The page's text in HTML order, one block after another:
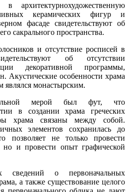
архитектурнохудожественную
керамических фигур и
фасаде свидетельствуют об
сакрального пространства.
и отсутствие росписей в
об отсутствии
декоративной программы,
Акустические особенности храма
являлся монастырским.
мерой был фут, что
в создании храма греческих
храма связаны между собой.
элементов сохранилась до
позволяет не только провести
но и провести опыт графической
сведений о первоначальных
а также существование целого